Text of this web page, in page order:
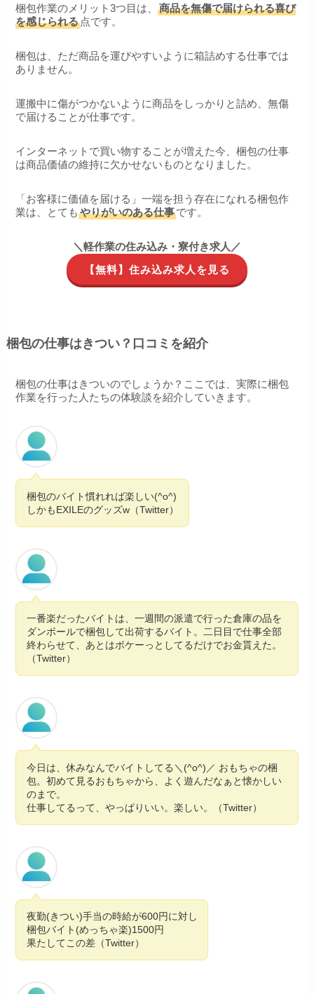
梱包作業のメリット3つ目は、商品を無傷で届けられる喜び
を感じられる 点です。
梱包は、ただ商品を運びやすいように箱詰めする仕事では
ありません。
運搬中に傷がつかないように商品をしっかりと詰め、無傷
で届けることが仕事です。
インターネットで買い物することが増えた今、梱包の仕事
は商品価値の維持に欠かせないものとなりました。
「お客様に価値を届ける」一端を担う存在になれる梱包作
業は、とてもやりがいのある仕事です。
＼軽作業の住み込み・寮付き求人／
【無料】住み込み求人を見る
梱包の仕事はきつい？口コミを紹介
梱包の仕事はきついのでしょうか？ここでは、実際に梱包
作業を行った人たちの体験談を紹介していきます。
梱包のバイト慣れれば楽しい(^o^)
しかもEXILEのグッズw（Twitter）
一番楽だったバイトは、一週間の派遣で行った倉庫の品を
ダンボールで梱包して出荷するバイト。二日目で仕事全部
終わらせて、あとはボケーっとしてるだけでお金貰えた。
（Twitter）
今日は、休みなんでバイトしてる＼(^o^)／ おもちゃの梱
包。初めて見るおもちゃから、よく遊んだなぁと懐かしい
のまで。
仕事してるって、やっぱりいい。楽しい。（Twitter）
夜勤(きつい)手当の時給が600円に対し
梱包バイト(めっちゃ楽)1500円
果たしてこの差（Twitter）